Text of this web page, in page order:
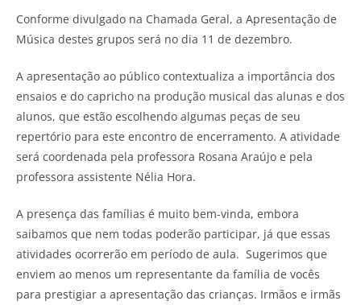
Conforme divulgado na Chamada Geral, a Apresentação de
Música destes grupos será no dia 11 de dezembro.
A apresentação ao público contextualiza a importância dos
ensaios e do capricho na produção musical das alunas e dos
alunos, que estão escolhendo algumas peças de seu
repertório para este encontro de encerramento. A atividade
será coordenada pela professora Rosana Araújo e pela
professora assistente Nélia Hora.
A presença das famílias é muito bem-vinda, embora
saibamos que nem todas poderão participar, já que essas
atividades ocorrerão em período de aula. Sugerimos que
enviem ao menos um representante da família de vocês
para prestigiar a apresentação das crianças. Irmãos e irmãs